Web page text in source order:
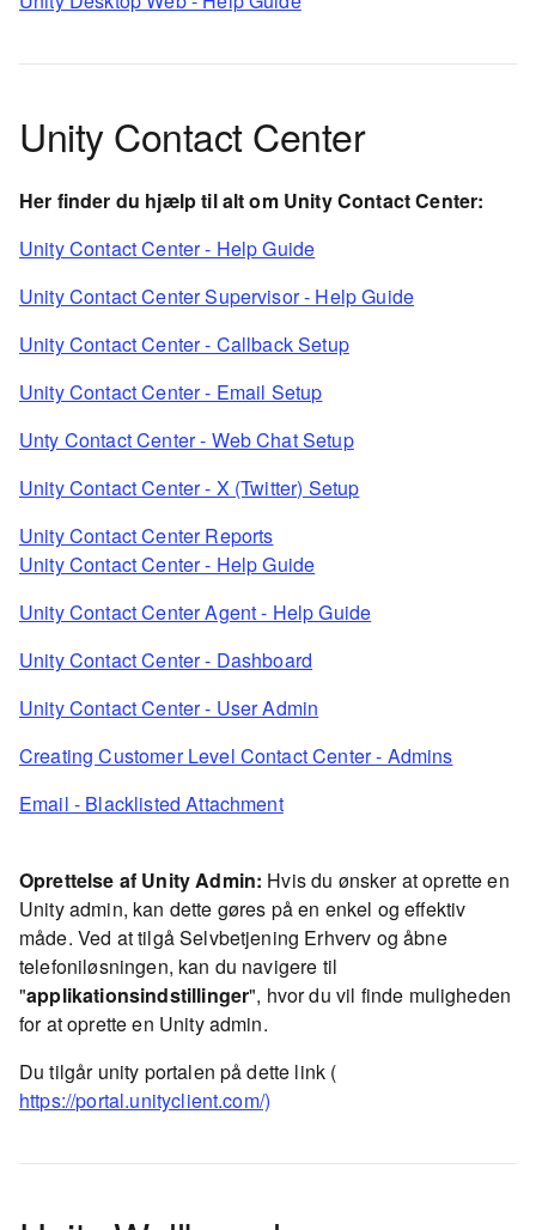
Unity Contact Center
Her finder du hjælp til alt om Unity Contact Center:
Unity Contact Center - Help Guide
Unity Contact Center Supervisor - Help Guide
Unity Contact Center - Callback Setup
Unity Contact Center - Email Setup
Unty Contact Center - Web Chat Setup
Unity Contact Center - X (Twitter) Setup
Unity Contact Center Reports
Unity Contact Center - Help Guide
Unity Contact Center Agent - Help Guide
Unity Contact Center - Dashboard
Unity Contact Center - User Admin
Creating Customer Level Contact Center - Admins
Email - Blacklisted Attachment
Oprettelse af Unity Admin: Hvis du ønsker at oprette en
Unity admin, kan dette gøres på en enkel og effektiv
måde. Ved at tilgå Selvbetjening Erhverv og åbne
telefoniløsningen, kan du navigere til
"applikationsindstillinger", hvor du vil finde muligheden
for at oprette en Unity admin.
Du tilgår unity portalen på dette link (
https://portal.unityclient.com/)